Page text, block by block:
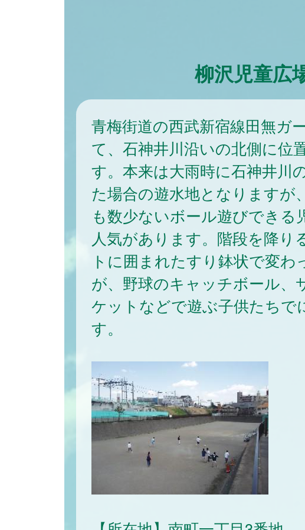
柳沢児童広
青梅街道の西武新宿線田無ガ
て、石神井川沿いの北側に位
す。本来は大雨時に石神井川
た場合の遊水地となりますが
も数少ないボール遊びできる
人気があります。階段を降り
トに囲まれたすり鉢状で変わ
が、野球のキャッチボール、
ケットなどで遊ぶ子供たちで
す。